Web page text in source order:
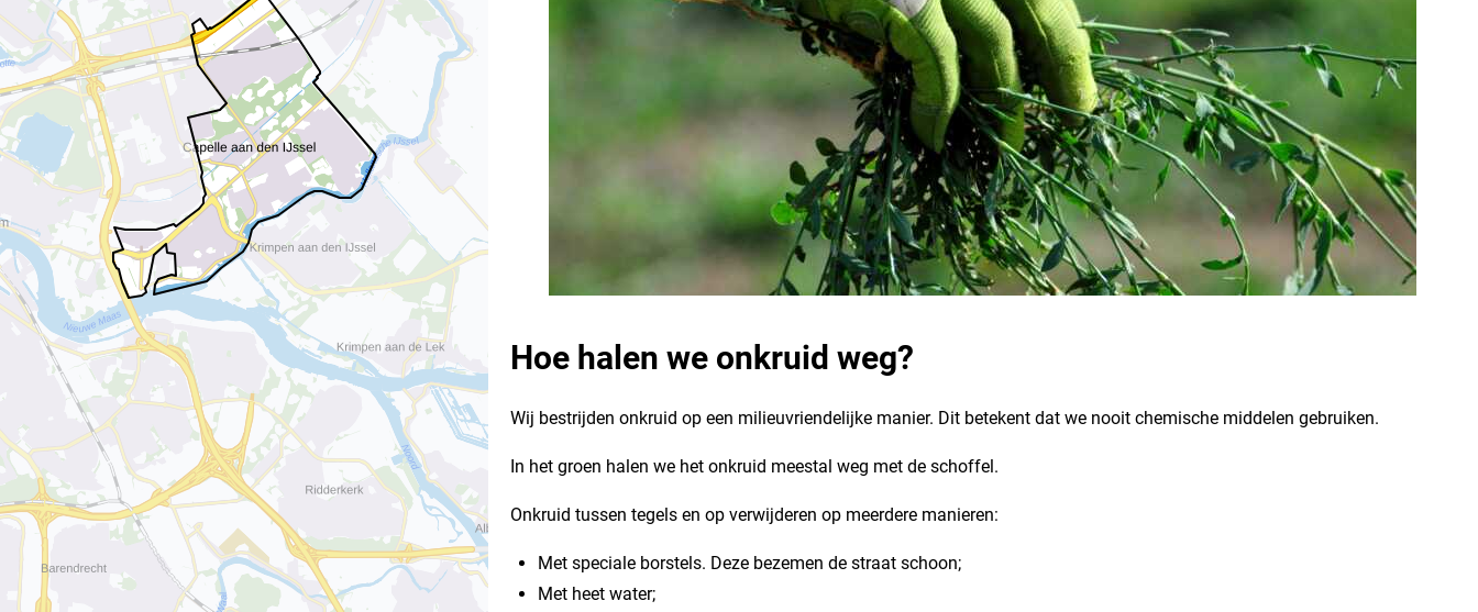
Hoe halen we onkruid weg?
Wij bestrijden onkruid op een milieuvriendelijke manier. Dit betekent dat we nooit chemische middelen gebruiken.
In het groen halen we het onkruid meestal weg met de schoffel.
Onkruid tussen tegels en op verwijderen op meerdere manieren:
Met speciale borstels. Deze bezemen de straat schoon;
Met heet water;